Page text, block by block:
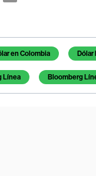
artículo
en Colombia Dólar
Línea Bloomberg